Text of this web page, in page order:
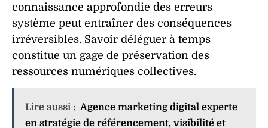
connaissance approfondie des erreurs
système peut entraîner des conséquences
irréversibles. Savoir déléguer à temps
constitue un gage de préservation des
ressources numériques collectives.
Lire aussi : Agence marketing digital experte
en stratégie de référencement, visibilité et